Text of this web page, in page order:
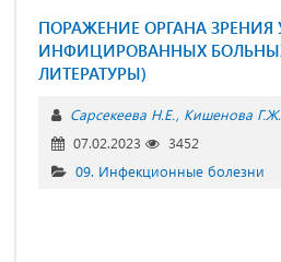
ПОРАЖЕНИЕ ОРГАНА ЗРЕНИЯ
ИНФИЦИРОВАННЫХ
ЛИТЕРАТУРЫ)
Сарсекеева Н.Е. Кишенова Г.Ж.
07.02.2023
3452
09. Инфекционные болезни